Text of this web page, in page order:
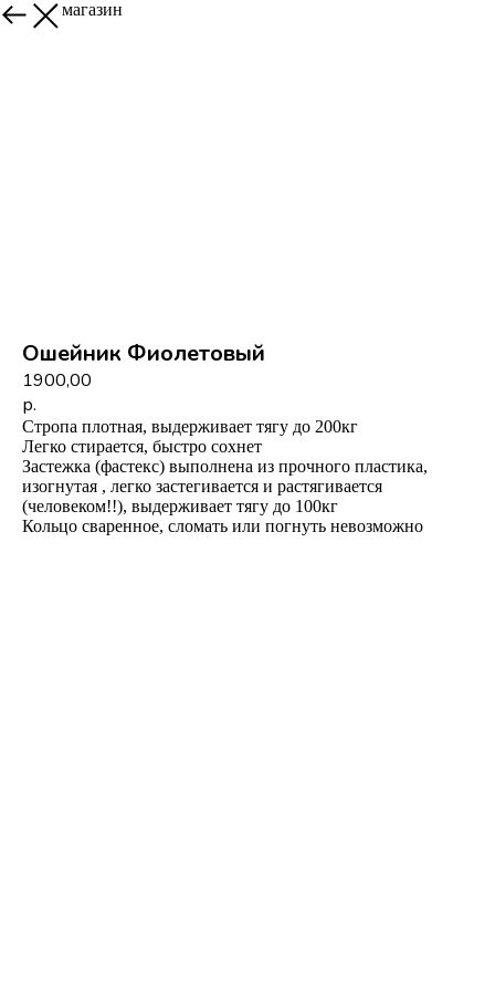
Назад в магазин
Ошейник Фиолетовый
1900,00
р.
Стропа плотная, выдерживает тягу до 200кг
Легко стирается, быстро сохнет
Застежка (фастекс) выполнена из прочного пластика,
изогнутая , легко застегивается и растягивается
(человеком!!), выдерживает тягу до 100кг
Кольцо сваренное, сломать или погнуть невозможно